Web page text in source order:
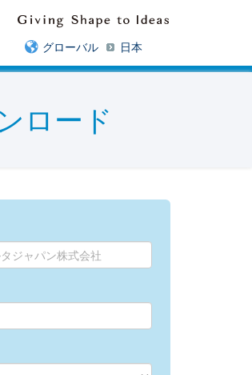
グローバル
日本
ロード